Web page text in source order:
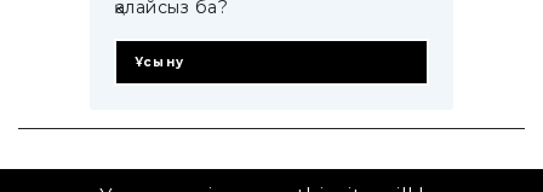
қалайсыз ба?
Ұсыну
© 2014–2025 ZTB.KZ